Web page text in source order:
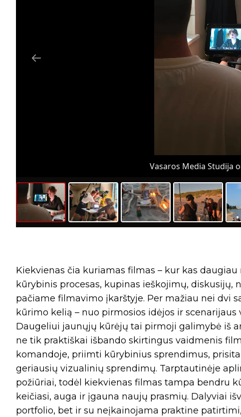
Vasaros Media Studija
Kiekvienas čia kuriamas filmas – kur kas
kūrybinis procesas, kupinas ieškojimų,
pačiame filmavimo įkarštyje. Per mažiau nei dvi
kūrimo kelią – nuo pirmosios idėjos ir
Daugeliui jaunųjų kūrėjų tai pirmoji galimybė iš
ne tik praktiškai išbando skirtingus vaidmenis
komandoje, priimti kūrybinius sprendimus,
geriausių vizualinių sprendimų. Tarptautinėje
požiūriai, todėl kiekvienas filmas tampa bendru
keičiasi, auga ir įgauna naujų prasmių. Dalyviai
portfolio, bet ir su neįkainojama praktine